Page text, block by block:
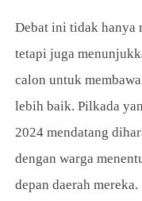
Debat ini tidak hanya
tetapi juga
calon untuk
lebih baik. Pilkada
2024 mendatang
dengan warga
depan daerah mereka.